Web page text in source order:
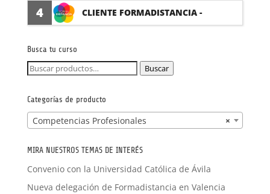
PARAFARMACIA CON PRÁCTICAS
4 CLIENTE FORMADISTANCIA -
Busca tu curso
Buscar
Buscar
Categorías de producto
×
Competencias Profesionales
MIRA NUESTROS TEMAS DE INTERÉS
Convenio con la Universidad Católica de Ávila
Nueva delegación de Formadistancia en Valencia